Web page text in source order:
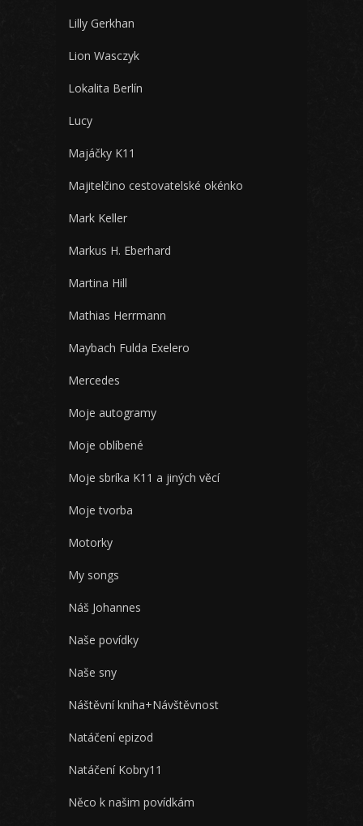
Lilly Gerkhan
Lion Wasczyk
Lokalita Berlín
Lucy
Majáčky K11
Majitelčino cestovatelské okénko
Mark Keller
Markus H. Eberhard
Martina Hill
Mathias Herrmann
Maybach Fulda Exelero
Mercedes
Moje autogramy
Moje oblíbené
Moje sbríka K11 a jiných věcí
Moje tvorba
Motorky
My songs
Náš Johannes
Naše povídky
Naše sny
Náštěvní kniha+Návštěvnost
Natáčení epizod
Natáčení Kobry11
Něco k našim povídkám